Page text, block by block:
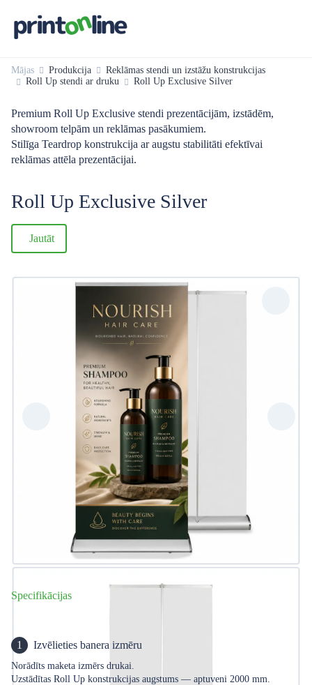
Mājas Produkcija
Reklāmas stendi un izstāžu konstrukcijas
Roll Up stendi ar druku
Roll Up Exclusive Silver
Premium Roll Up Exclusive stendi prezentācijām, izstādēm,
showroom telpām un reklāmas pasākumiem.
Stilīga Teardrop konstrukcija ar augstu stabilitāti efektīvai
reklāmas attēla prezentācijai.
Roll Up Exclusive Silver
Jautāt
Specifikācijas
1 Izvēlieties banera izmēru
Norādīts maketa izmērs drukai.
Uzstādītas Roll Up konstrukcijas augstums — aptuveni 2000 mm.